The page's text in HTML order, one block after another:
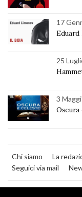
17
Eduard
25
3
Oscura
Chi siamo La
Seguici via mail